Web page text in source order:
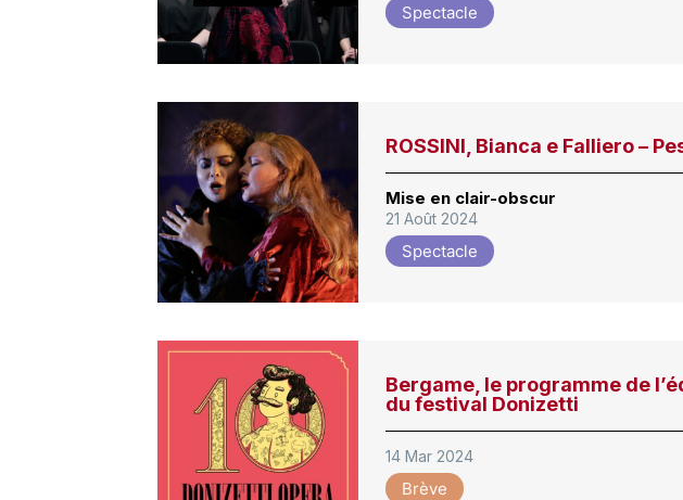
Spectacle
ROSSINI, Bianca e Falliero –
Mise en clair-obscur
21 Août 2024
Spectacle
Bergame, le programme de
du festival Donizetti
14 Mar 2024
Brève